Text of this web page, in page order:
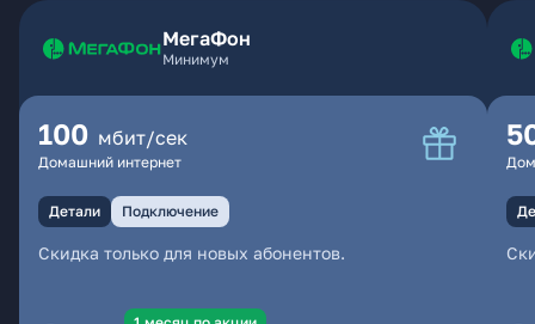
МегаФон
Минимум
100 мбит/сек
Домашний интернет
Детали Подключение
Скидка только для новых абонентов.